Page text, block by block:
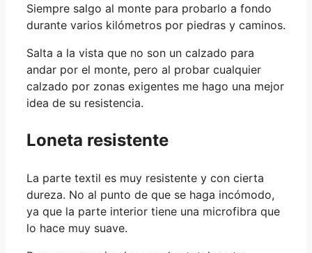
Siempre salgo al monte para probarlo a fondo
durante varios kilómetros por piedras y caminos.
Salta a la vista que no son un calzado para
andar por el monte, pero al probar cualquier
calzado por zonas exigentes me hago una mejor
idea de su resistencia.
Loneta resistente
La parte textil es muy resistente y con cierta
dureza. No al punto de que se haga incómodo,
ya que la parte interior tiene una microfibra que
lo hace muy suave.